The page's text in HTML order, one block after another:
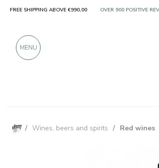
/ Wines, beers and spirits / Red wines
FREE SHIPPING ABOVE €990,00 ONLY PRODUCTS
MENU